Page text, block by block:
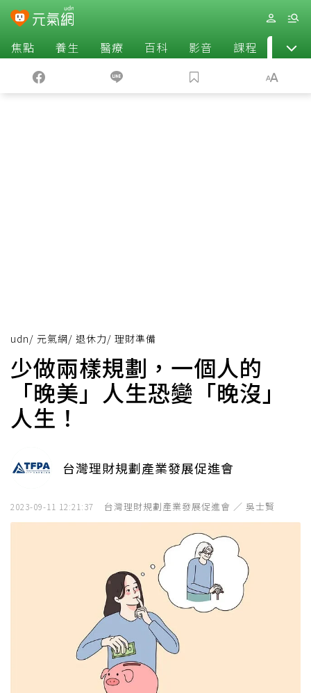
焦點 養生 醫療 百科 影音 課程 退休
udn/ 元氣網/ 退休力/ 理財準備
少做兩樣規劃，一個人的
「晚美」人生恐變「晚沒」
人生！
台灣理財規劃產業發展促進會
2023-09-11 12:21:37 台灣理財規劃產業發展促進會 ／ 吳士賢